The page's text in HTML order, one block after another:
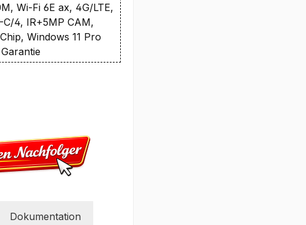
Wi-Fi 6E ax, 4G/LTE,
4, IR+5MP CAM,
Windows 11 Pro
Dokumentation